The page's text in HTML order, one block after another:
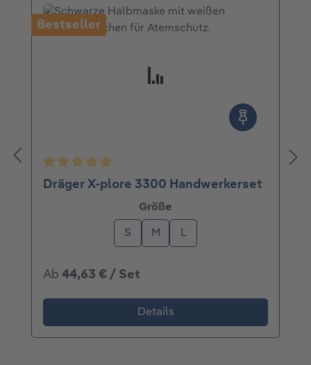
Bestseller
Durchschnittliche Bewertung von 5 von 5
Dräger X-plore 3300 Handwerkerset
Größe
S M L
Ab 44,63 € / Set
Details